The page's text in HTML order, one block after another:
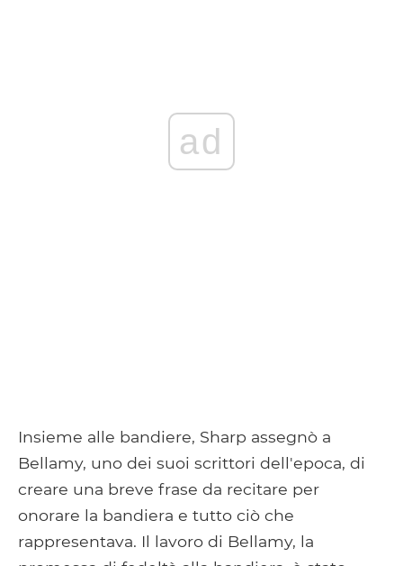
ad
Insieme alle bandiere, Sharp assegnò a
Bellamy, uno dei suoi scrittori dell'epoca, di
creare una breve frase da recitare per
onorare la bandiera e tutto ciò che
rappresentava. Il lavoro di Bellamy, la